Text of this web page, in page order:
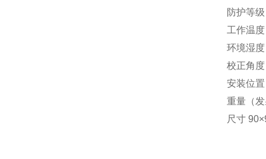
防护等级
工作温度
环境湿度
校正角度
安装位置
重量（
尺寸90×